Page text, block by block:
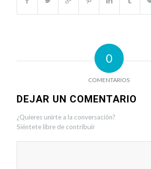
0
COMENTARIOS
DEJAR UN COMENTARIO
¿Quieres unirte a la conversación?
Siéntete libre de contribuir